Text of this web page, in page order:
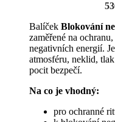
Balíček Blokování
zaměřené na
negativních energií.
atmosféru, neklid,
pocit bezpečí.
Na co je vhodný:
pro ochranné